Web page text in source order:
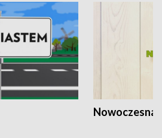
Nowoczesna